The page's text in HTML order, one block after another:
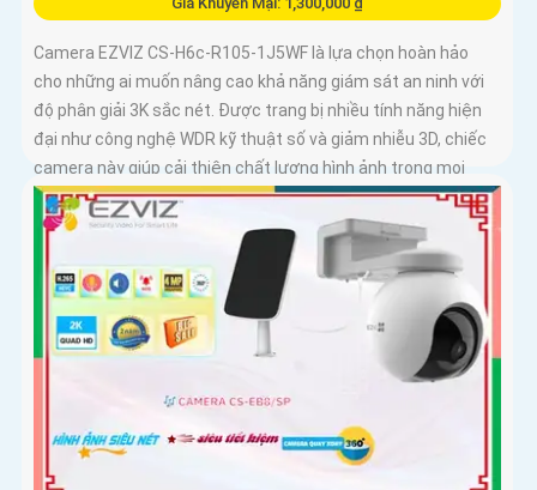
Camera EZVIZ CS-H6c-R105-1J5WF là lựa chọn hoàn hảo
cho những ai muốn nâng cao khả năng giám sát an ninh với
độ phân giải 3K sắc nét. Được trang bị nhiều tính năng hiện
đại như công nghệ WDR kỹ thuật số và giảm nhiễu 3D, chiếc
camera này giúp cải thiện chất lượng hình ảnh trong mọi
điều kiện ánh sáng